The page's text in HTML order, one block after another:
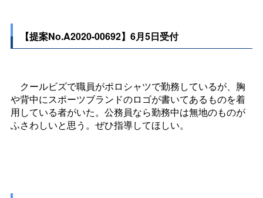
【提案No.A2020-00692】6月5日受付
クールビズで職員がポロシャツで勤務しているが、胸
や背中にスポーツブランドのロゴが書いてあるものを着
用している者がいた。公務員なら勤務中は無地のものが
ふさわしいと思う。ぜひ指導してほしい。